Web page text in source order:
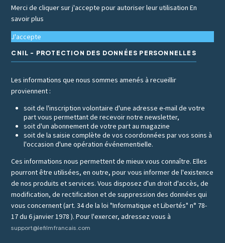
Merci de cliquer sur j'accepte pour autoriser leur utilisationEn
savoir plus
J'accepte
CNIL - PROTECTION DES DONNÉES PERSONNELLES
Les informations que nous sommes amenés à recueillir
proviennent :
soit de l'inscription volontaire d'une adresse e-mail de votre
part vous permettant de recevoir notre newsletter,
soit d'un abonnement de votre part au magazine
soit de la saisie complète de vos coordonnées par vos soins à
l'occasion d'une opération événementielle.
Ces informations nous permettent de mieux vous connaître. Elles
pourront être utilisées, en outre, pour vous informer de l'existence
de nos produits et services. Vous disposez d'un droit d'accès, de
modification, de rectification et de suppression des données qui
vous concernent (art. 34 de la loi "Informatique et Libertés" n° 78-
17 du 6 janvier 1978 ). Pour l'exercer, adressez vous à
support@lefilmfrancais.com